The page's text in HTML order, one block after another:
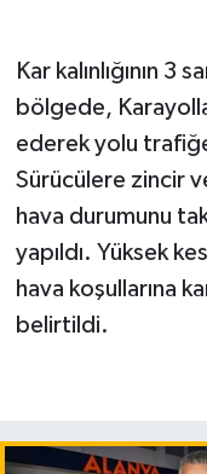
Kar kalınlığının 3
bölgede,
ederek yolu
Sürücülere zincir
hava durumunu
yapıldı. Yüksek
hava koşullarına
belirtildi.